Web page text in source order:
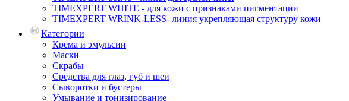
TIMEXPERT WHITE - для кожи с признаками пигментации
TIMEXPERT WRINK-LESS- линия укрепляющая структуру кожи
Категории
Крема и эмульсии
Маски
Скрабы
Средства для глаз, губ и шеи
Сыворотки и бустеры
Умывание и тонизирование